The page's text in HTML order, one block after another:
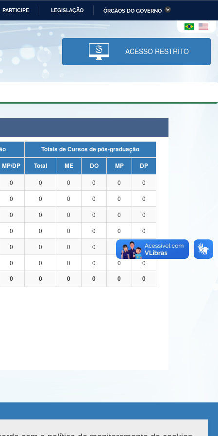
PARTICIPE LEGISLAÇÃO ÓRGÃOS DO GOVERNO
da Economia Ministério da Infraestrutura
Ministério da Ciência,
Tecnologia, Inovações e
Comunicações
Direitos Humanos
ACESSO RESTRITO
Totais de Cursos de pós-graduação
MP/DP Total ME DO MP
DP
0 0 0 0 0
0
0 0 0 0 0
0
0 0 0 0 0
0
0 0 0 0 0
0
0 0 0 0
0
0 0 0 0 0
0
0 0 0 0 0 0